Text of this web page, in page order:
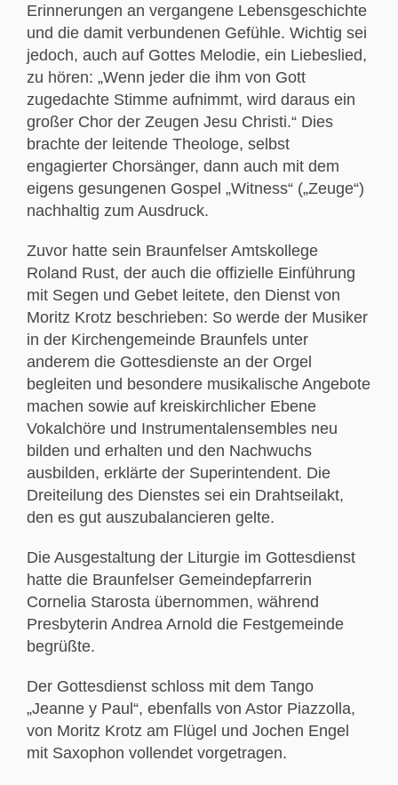
Erinnerungen an vergangene Lebensgeschichte
und die damit verbundenen Gefühle. Wichtig sei
jedoch, auch auf Gottes Melodie, ein Liebeslied,
zu hören: „Wenn jeder die ihm von Gott
zugedachte Stimme aufnimmt, wird daraus ein
großer Chor der Zeugen Jesu Christi.“ Dies
brachte der leitende Theologe, selbst
engagierter Chorsänger, dann auch mit dem
eigens gesungenen Gospel „Witness“ („Zeuge“)
nachhaltig zum Ausdruck.
Zuvor hatte sein Braunfelser Amtskollege
Roland Rust, der auch die offizielle Einführung
mit Segen und Gebet leitete, den Dienst von
Moritz Krotz beschrieben: So werde der Musiker
in der Kirchengemeinde Braunfels unter
anderem die Gottesdienste an der Orgel
begleiten und besondere musikalische Angebote
machen sowie auf kreiskirchlicher Ebene
Vokalchöre und Instrumentalensembles neu
bilden und erhalten und den Nachwuchs
ausbilden, erklärte der Superintendent. Die
Dreiteilung des Dienstes sei ein Drahtseilakt,
den es gut auszubalancieren gelte.
Die Ausgestaltung der Liturgie im Gottesdienst
hatte die Braunfelser Gemeindepfarrerin
Cornelia Starosta übernommen, während
Presbyterin Andrea Arnold die Festgemeinde
begrüßte.
Der Gottesdienst schloss mit dem Tango
„Jeanne y Paul“, ebenfalls von Astor Piazzolla,
von Moritz Krotz am Flügel und Jochen Engel
mit Saxophon vollendet vorgetragen.